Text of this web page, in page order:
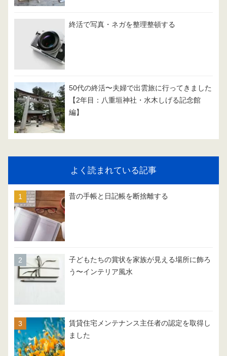
終活で写真・ネガを整理整頓する
50代の終活〜夫婦で出雲旅に行ってきました
【2年目：八重垣神社・水木しげる記念館
編】
よく読まれている記事
昔の手帳と日記帳を断捨離する
子どもたちの賞状を家族が見える場所に飾ろ
う〜インテリア風水
賃貸住宅メンテナンス主任者の認定を取得し
ました